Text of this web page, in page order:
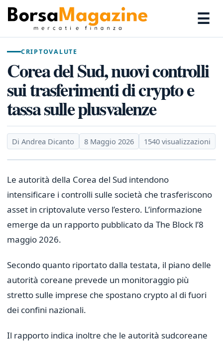
☰
CRIPTOVALUTE
Corea del Sud, nuovi controlli
sui trasferimenti di crypto e
tassa sulle plusvalenze
Di Andrea Dicanto 8 Maggio 2026 1540 visualizzazioni
Le autorità della Corea del Sud intendono
intensificare i controlli sulle società che trasferiscono
asset in criptovalute verso l’estero. L’informazione
emerge da un rapporto pubblicato da The Block l’8
maggio 2026.
Secondo quanto riportato dalla testata, il piano delle
autorità coreane prevede un monitoraggio più
stretto sulle imprese che spostano crypto al di fuori
dei confini nazionali.
Il rapporto indica inoltre che le autorità sudcoreane